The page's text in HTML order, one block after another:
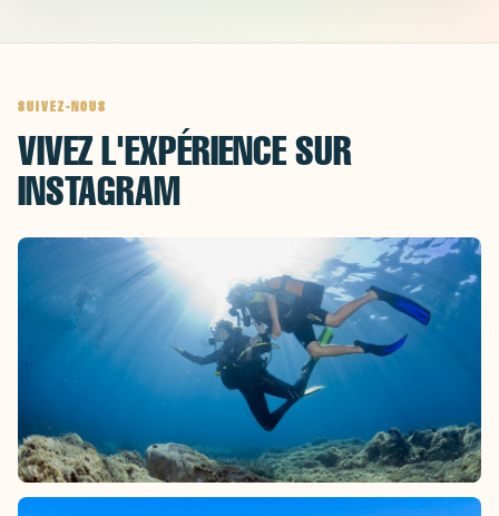
SUIVEZ-NOUS
VIVEZ L'EXPÉRIENCE SUR
INSTAGRAM